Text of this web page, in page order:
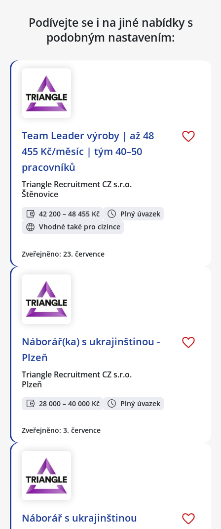
Podívejte se i na jiné nabídky s
podobným nastavením:
Team Leader výroby | až 48
455 Kč/měsíc | tým 40–50
pracovníků
Triangle Recruitment CZ s.r.o.
Štěnovice
42 200 – 48 455 Kč
Plný úvazek
Vhodné také pro cizince
Zveřejněno: 23. července
Náborář(ka) s ukrajinštinou -
Plzeň
Triangle Recruitment CZ s.r.o.
Plzeň
28 000 – 40 000 Kč Plný úvazek
Zveřejněno: 3. července
Náborář s ukrajinštinou